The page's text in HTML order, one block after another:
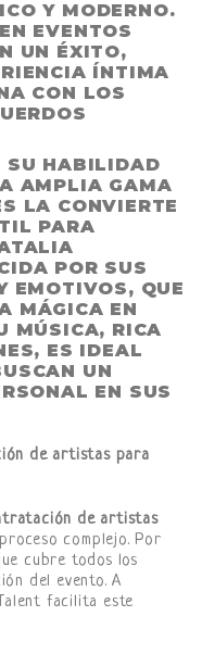
Y MODERNO.
EVENTOS
UN ÉXITO,
ÍNTIMA
CON LOS
SU HABILIDAD
AMPLIA GAMA
LA CONVIERTE
PARA
POR SUS
EMOTIVOS, QUE
MÁGICA EN
MÚSICA, RICA
ES IDEAL
UN
EN SUS
de artistas para
de artistas
complejo. Por
cubre todos los
del evento. A
facilita este